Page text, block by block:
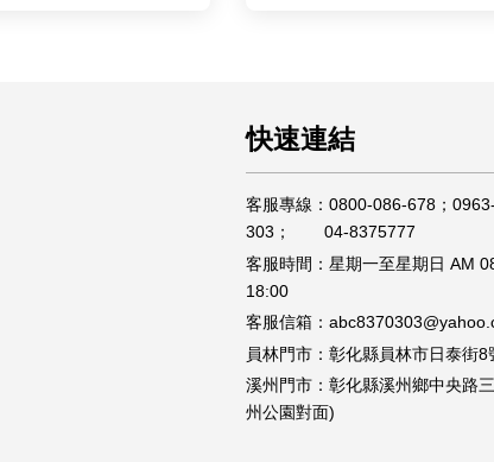
快速連結
客服專線：0800-086-678；
303； 04-8375777
客服時間：星期一至星期日 AM
18:00
客服信箱：
員林門市：彰化縣員林市日泰街8
溪州門市：彰化縣溪州鄉中央路
州公園對面)